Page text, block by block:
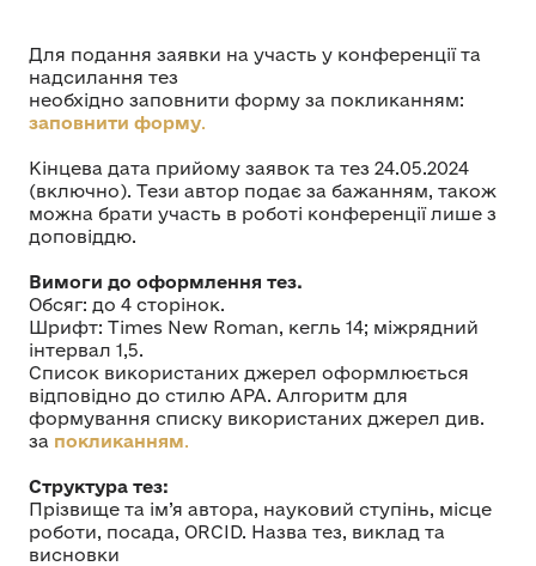
Для подання заявки на участь у конференції та
надсилання тез
необхідно заповнити форму за покликанням:
заповнити форму.
Кінцева дата прийому заявок та тез 24.05.2024
(включно). Тези автор подає за бажанням, також
можна брати участь в роботі конференції лише з
доповіддю.
Вимоги до оформлення тез.
Обсяг: до 4 сторінок.
Шрифт: Times New Roman, кегль 14; міжрядний
інтервал 1,5.
Список використаних джерел оформлюється
відповідно до стилю АРА. Алгоритм для
формування списку використаних джерел див.
за покликанням.
Структура тез:
Прізвище та ім’я автора, науковий ступінь, місце
роботи, посада, ORCID. Назва тез, виклад та
висновки